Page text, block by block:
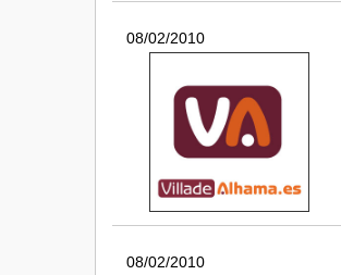
08/02/2010
08/02/2010